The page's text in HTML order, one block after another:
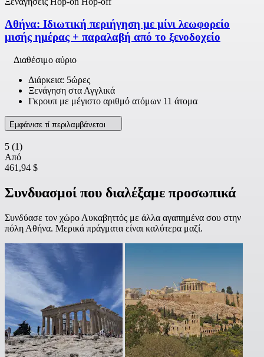
Αθήνα: Ιδιωτική περιήγηση με μίνι λεωφορείο
μισής ημέρας + παραλαβή από το ξενοδοχείο
Διαθέσιμο αύριο
Διάρκεια: 5ώρες
Ξενάγηση στα Αγγλικά
Γκρουπ με μέγιστο αριθμό ατόμων 11 άτομα
Εμφάνισε τί περιλαμβάνεται
5 (1)
Από
461,94 $
Συνδυασμοί που διαλέξαμε προσωπικά
Συνδύασε τον χώρο Λυκαβηττός με άλλα αγαπημένα σου στην
πόλη Αθήνα. Μερικά πράγματα είναι καλύτερα μαζί.